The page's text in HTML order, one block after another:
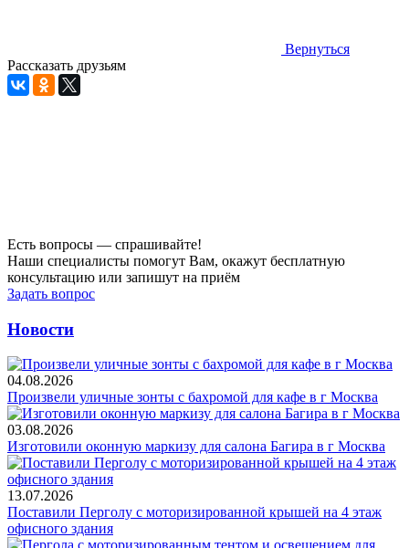
Вернуться
Рассказать друзьям
Есть вопросы — спрашивайте!
Наши специалисты помогут Вам, окажут бесплатную
консультацию или запишут на приём
Задать вопрос
Новости
04.08.2026
Произвели уличные зонты с бахромой для кафе в г Москва
03.08.2026
Изготовили оконную маркизу для салона Багира в г Москва
13.07.2026
Поставили Перголу с моторизированной крышей на 4 этаж
офисного здания